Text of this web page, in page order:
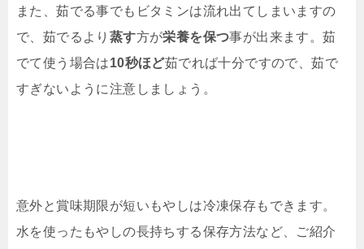
また、茹でる事でもビタミンは流れ出てしまいますの
で、茹でるより 蒸す方が栄養を保つ事が出来ます。茹
でて使う場合は10秒ほど茹でれば十分ですので、茹で
すぎないように注意しましょう。
意外と賞味期限が短いもやしは冷凍保存もできます。
水を使ったもやしの長持ちする保存方法など、ご紹介